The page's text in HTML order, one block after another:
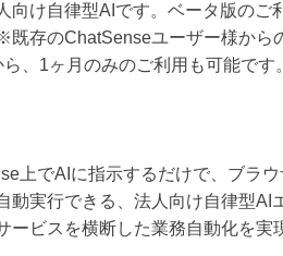
向け自律型AIです。ベータ版のご
※既存のChatSenseユーザー様から
、1ヶ月のみのご利用も可能です。
上でAIに指示するだけで、ブラ
動実行できる、法人向け自律型AI
ービスを横断した業務自動化を実